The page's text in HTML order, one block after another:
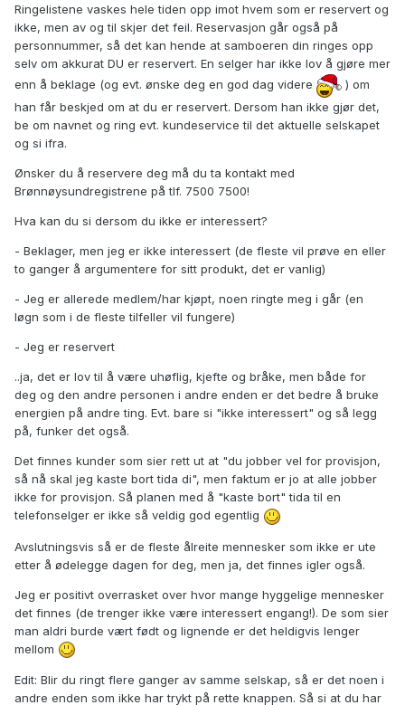
Ringelistene vaskes hele tiden opp imot hvem som er reservert og
ikke, men av og til skjer det feil. Reservasjon går også på
personnummer, så det kan hende at samboeren din ringes opp
selv om akkurat DU er reservert. En selger har ikke lov å gjøre mer
enn å beklage (og evt. ønske deg en god dag videre
) om
han får beskjed om at du er reservert. Dersom han ikke gjør det,
be om navnet og ring evt. kundeservice til det aktuelle selskapet
og si ifra.
Ønsker du å reservere deg må du ta kontakt med
Brønnøysundregistrene på tlf. 7500 7500!
Hva kan du si dersom du ikke er interessert?
- Beklager, men jeg er ikke interessert (de fleste vil prøve en eller
to ganger å argumentere for sitt produkt, det er vanlig)
- Jeg er allerede medlem/har kjøpt, noen ringte meg i går (en
løgn som i de fleste tilfeller vil fungere)
- Jeg er reservert
..ja, det er lov til å være uhøflig, kjefte og bråke, men både for
deg og den andre personen i andre enden er det bedre å bruke
energien på andre ting. Evt. bare si "ikke interessert" og så legg
på, funker det også.
Det finnes kunder som sier rett ut at "du jobber vel for provisjon,
så nå skal jeg kaste bort tida di", men faktum er jo at alle jobber
ikke for provisjon. Så planen med å "kaste bort" tida til en
telefonselger er ikke så veldig god egentlig
Avslutningsvis så er de fleste ålreite mennesker som ikke er ute
etter å ødelegge dagen for deg, men ja, det finnes igler også.
Jeg er positivt overrasket over hvor mange hyggelige mennesker
det finnes (de trenger ikke være interessert engang!). De som sier
man aldri burde vært født og lignende er det heldigvis lenger
mellom
Edit: Blir du ringt flere ganger av samme selskap, så er det noen i
andre enden som ikke har trykt på rette knappen. Så si at du har